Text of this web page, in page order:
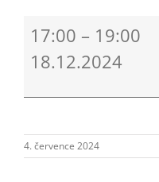
hodiny
sběrného
Na
č.p.1.
17:00 – 19:00
18.12.2024
4. července 2024